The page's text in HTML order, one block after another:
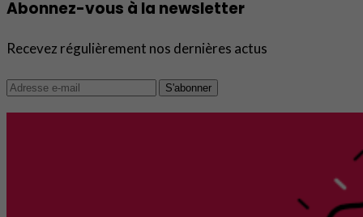
Abonnez-vous à la newsletter
Recevez régulièrement nos dernières actus
S'abonner